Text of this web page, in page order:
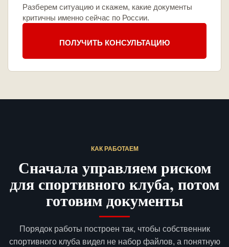
Разберем ситуацию и скажем, какие документы
критичны именно сейчас по России.
ПОЛУЧИТЬ КОНСУЛЬТАЦИЮ
КАК РАБОТАЕМ
Сначала управляем риском
для спортивного клуба, потом
готовим документы
Порядок работы построен так, чтобы собственник
спортивного клуба видел не набор файлов, а понятную